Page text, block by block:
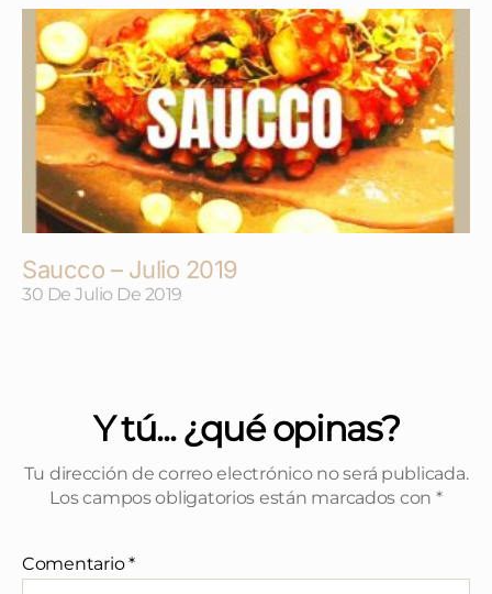
Saucco – Julio 2019
30 De Julio De 2019
Y tú... ¿qué opinas?
Tu dirección de correo electrónico no será publicada.
Los campos obligatorios están marcados con *
Comentario*